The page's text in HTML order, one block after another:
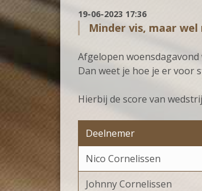
19-06-2023 17:36
Minder vis, maar
Afgelopen
Dan weet je hoe je er voor
Hierbij de score van
Deelnemer
Nico Cornelissen
Johnny Cornelissen